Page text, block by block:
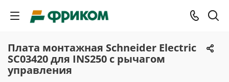
Плата монтажная Schneider Electric
SC03420 для INS250 с рычагом
управления